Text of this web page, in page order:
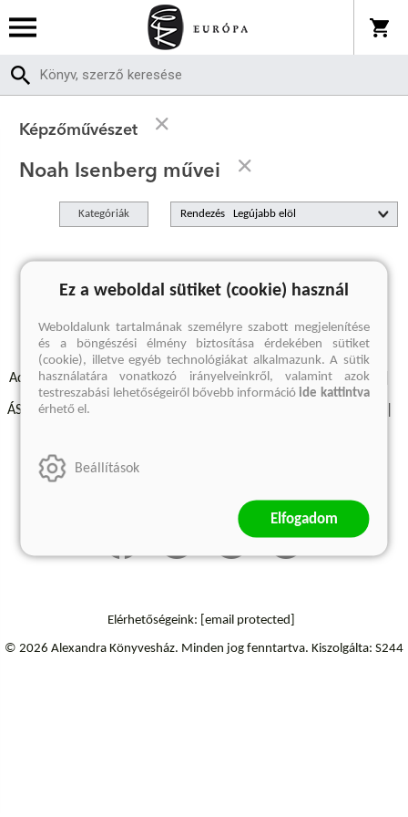
Képzőművészet
Noah Isenberg művei
Kategóriák Rendezés
A keresett kifejezésre nincs találat
Adatvédelmi szabályzatok Elállási felmondási nyilatkozat
ÁSZF - Vásárlási feltételek
Szállítási információk
Elérhetőségeink: [email protected]
© 2026 Alexandra Könyvesház. Minden jog fenntartva. Kiszolgálta: S244
Ez a weboldal sütiket (cookie) használ
Weboldalunk tartalmának személyre szabott megjelenítése
és a böngészési élmény biztosítása érdekében sütiket
(cookie), illetve egyéb technológiákat alkalmazunk. A sütik
használatára vonatkozó irányelveinkről, valamint azok
testreszabási lehetőségeiről bővebb információide kattintva
érhető el.
Beállítások
Elfogadom